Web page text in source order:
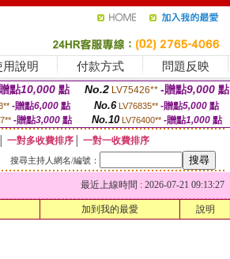
用說明 付款方式 問題反映
點10,000 點 No.2 LV75426** -贈點9,000 點
-贈點6,000點 No.6 LV76835** -贈點5,000點
-贈點3,000點 No.10 LV76400** -贈點1,000 點
一對多收費排序
一對一收費排序
搜尋主持人網名/編號：
最近上線時間 : 2026-07-21 09:13:27
加到我的最愛 說明